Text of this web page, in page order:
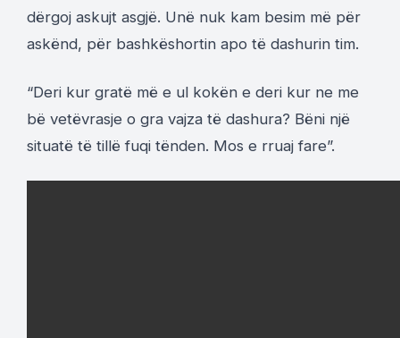
dërgoj askujt asgjë. Unë nuk kam besim më për
askënd, për bashkëshortin apo të dashurin tim.
“Deri kur gratë më e ul kokën e deri kur ne me
bë vetëvrasje o gra vajza të dashura? Bëni një
situatë të tillë fuqi tënden. Mos e rruaj fare”.